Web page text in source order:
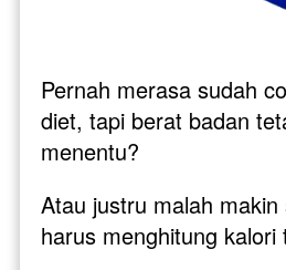
Pernah merasa sudah
diet, tapi berat badan
menentu?
Atau justru malah
harus menghitung